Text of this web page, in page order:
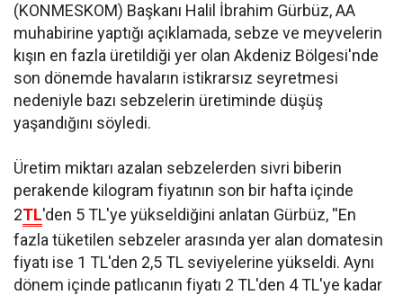
(KONMESKOM) Başkanı Halil İbrahim Gürbüz, AA
muhabirine yaptığı açıklamada, sebze ve meyvelerin
kışın en fazla üretildiği yer olan Akdeniz Bölgesi'nde
son dönemde havaların istikrarsız seyretmesi
nedeniyle bazı sebzelerin üretiminde düşüş
yaşandığını söyledi.
Üretim miktarı azalan sebzelerden sivri biberin
perakende kilogram fiyatının son bir hafta içinde
2TL'den 5 TL'ye yükseldiğini anlatan Gürbüz, ''En
fazla tüketilen sebzeler arasında yer alan domatesin
fiyatı ise 1 TL'den 2,5 TL seviyelerine yükseldi. Aynı
dönem içinde patlıcanın fiyatı 2 TL'den 4 TL'ye kadar